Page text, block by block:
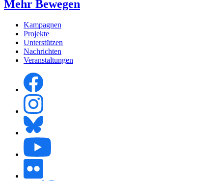
Mehr Bewegen
Kampagnen
Projekte
Unterstützen
Nachrichten
Veranstaltungen